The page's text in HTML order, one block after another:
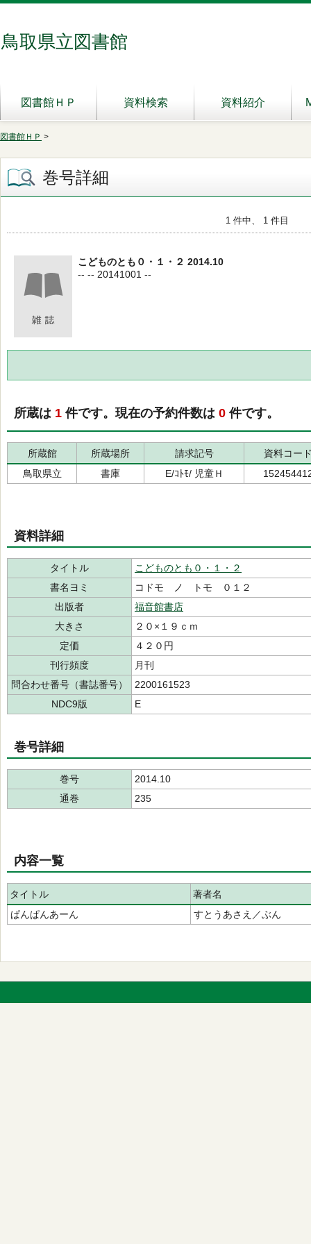
鳥取県立図書館
図書館ＨＰ 資料検索 資料紹介
図書館ＨＰ >
巻号詳細
1 件中、 1 件目
こどものとも０・１・２ 2014.10
-- -- 20141001 --
所蔵は 1 件です。現在の予約件数は 0 件です。
所蔵館 所蔵場所 請求記号
資料コー
鳥取県立
書庫 E/ｺﾄﾓ/ 児童Ｈ
資料詳細
タイトル
こどものとも０・１・２
書名ヨミ
コドモ ノ トモ ０１２
出版者
福音館書店
大きさ
２０×１９ｃｍ
定価
４２０円
刊行頻度
月刊
問合わせ番号（書誌番号）
2200161523
NDC9版
E
巻号詳細
巻号
2014.10
通巻
235
内容一覧
タイトル
著者名
ぱんぱんあーん
すとうあさえ／ぶん